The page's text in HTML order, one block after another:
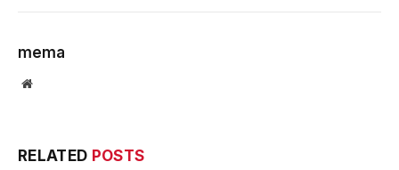
mema
Website
RELATED POSTS